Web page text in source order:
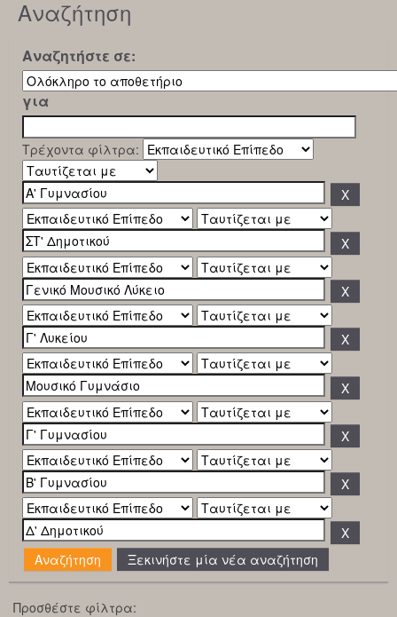
Αναζήτηση
Αναζητήστε σε:
για
Τρέχοντα φίλτρα:
Ξεκινήστε μία νέα αναζήτηση
Προσθέστε φίλτρα: